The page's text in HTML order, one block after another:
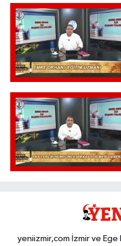
yeniizmir,com İzmir ve